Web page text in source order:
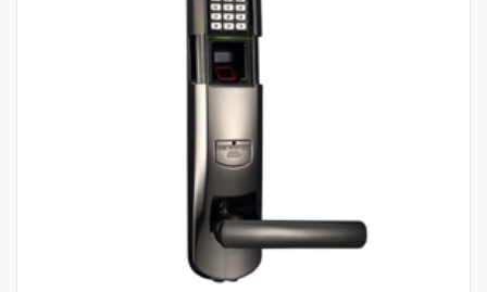
Mua hàng